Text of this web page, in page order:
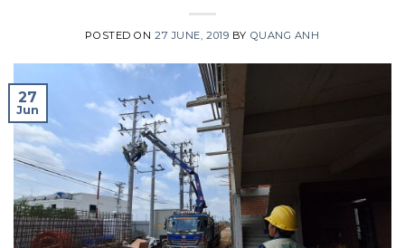
POSTED ON27 JUNE, 2019 BY QUANG ANH
27
Jun